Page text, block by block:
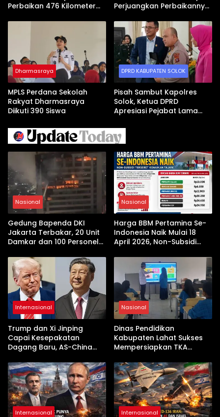
Perbaikan 476 Kilometer
Perjuangkan Perbaikannya
Dharmasraya
MPLS Perdana Sekolah
Rakyat Dharmasraya
Diikuti 390 Siswa
DPRD KABUPATEN SOLOK
Pisah Sambut Kapolres
Solok, Ketua DPRD
Apresiasi Pejabat Lama
Nasional
Gedung Bapenda DKI
Jakarta Terbakar, 20 Unit
Damkar dan 100 Personel
Nasional
Harga BBM Pertamina Se-
Indonesia Naik Mulai 18
April 2026, Non-Subsidi
Internasional
Trump dan Xi Jinping
Capai Kesepakatan
Dagang Baru, AS-China
Jelang Kunjungan Beijing
Nasional
Dinas Pendidikan
Kabupaten Lahat Sukses
Mempersiapkan TKA
Pembekalan Latihan Soal
Tanpa Internet
Internasional Internasional